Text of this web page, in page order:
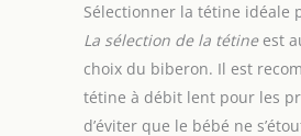
Sélectionner la tétine idéale
La sélection de la tétineest
choix du biberon. Il est
tétine à débit lent pour les
d’éviter que le bébé ne